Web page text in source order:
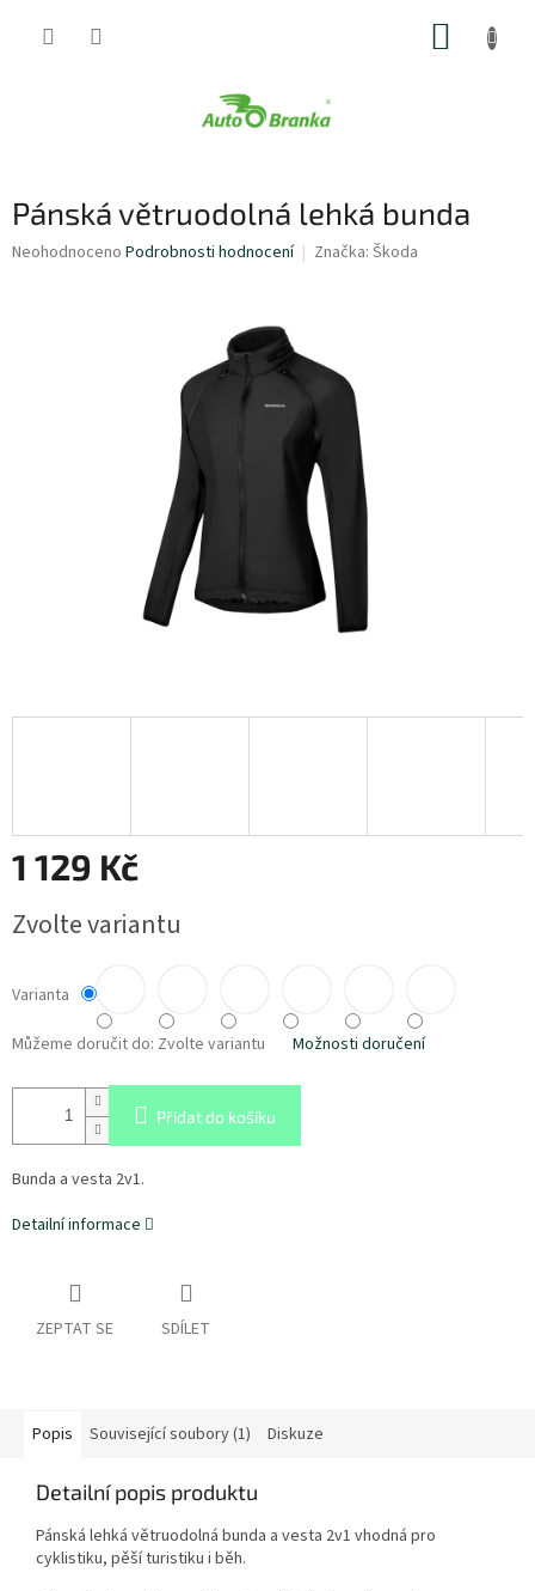
Pánská větruodolná lehká bunda
Průměrné
Neohodnoceno Podrobnosti hodnocení Značka: Škoda
1 129 Kč
cena:
Zvolte variantu
Varianta
Můžeme doručit do: Zvolte variantu Možnosti doručení
Přidat do košíku
Bunda a vesta 2v1.
Detailní informace
ZEPTAT SE SDÍLET
Popis Související soubory (1) Diskuze
Detailní popis produktu
Pánská lehká větruodolná bunda a vesta 2v1 vhodná pro
cyklistiku, pěší turistiku i běh.